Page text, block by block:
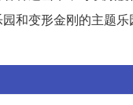
和变形金刚的主题